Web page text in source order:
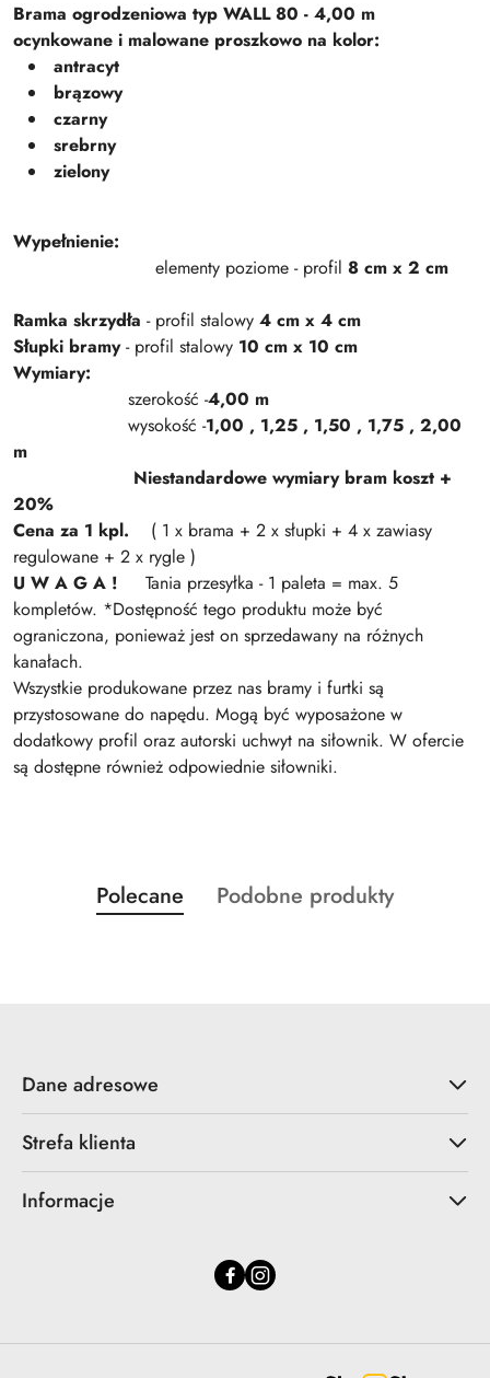
Brama ogrodzeniowa typ WALL 80 - 4,00 m
ocynkowane i malowane proszkowo na kolor:
antracyt
brązowy
czarny
srebrny
zielony
Wypełnienie:
elementy poziome - profil 8 cm x 2 cm
Ramka skrzydła - profil stalowy 4 cm x 4 cm
Słupki bramy- profil stalowy 10 cm x 10 cm
Wymiary:
szerokość -4,00 m
wysokość -1,00 , 1,25 , 1,50 , 1,75 , 2,00
m
Niestandardowe wymiary bram koszt +
20%
Cena za 1 kpl. ( 1 x brama + 2 x słupki + 4 x zawiasy
regulowane + 2 x rygle )
U W A G A ! Tania przesyłka - 1 paleta = max. 5
kompletów. *Dostępność tego produktu może być
ograniczona, ponieważ jest on sprzedawany na różnych
kanałach.
Wszystkie produkowane przez nas bramy i furtki są
przystosowane do napędu. Mogą być wyposażone w
dodatkowy profil oraz autorski uchwyt na siłownik. W ofercie
są dostępne również odpowiednie siłowniki.
Pomiń karuzelę produktów
Produkty
o
Polecane
Produkty
Podobne produkty
Dane adresowe
Strefa klienta
Informacje